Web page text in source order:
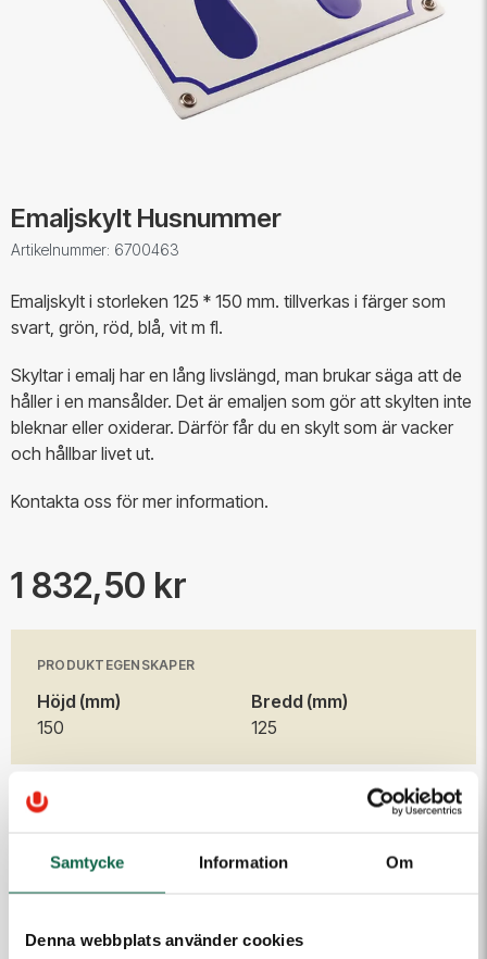
Samtycke Information Om
Denna webbplats använder cookies
Emaljskylt Husnummer
Artikelnummer: 6700463
Emaljskylt i storleken 125 * 150 mm. tillverkas i färger som
svart, grön, röd, blå, vit m fl.
Skyltar i emalj har en lång livslängd, man brukar säga att de
håller i en mansålder. Det är emaljen som gör att skylten inte
bleknar eller oxiderar. Därför får du en skylt som är vacker
och hållbar livet ut.
Kontakta oss för mer information.
1 832,50 kr
PRODUKTEGENSKAPER
Höjd (mm)
150
Bredd (mm)
125
Produkten är en beställningsvara. Ange dina uppgifter
E-post